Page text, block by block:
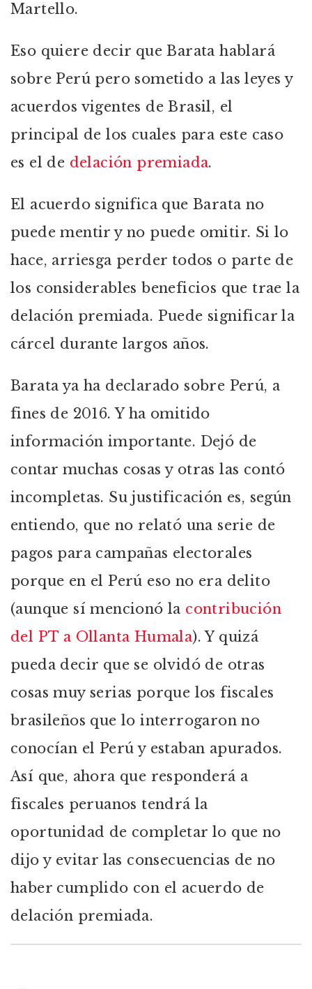
Martello.
Eso quiere decir que Barata hablará
sobre Perú pero sometido a las leyes y
acuerdos vigentes de Brasil, el
principal de los cuales para este caso
es el de delación premiada.
El acuerdo significa que Barata no
puede mentir y no puede omitir. Si lo
hace, arriesga perder todos o parte de
los considerables beneficios que trae la
delación premiada. Puede significar la
cárcel durante largos años.
Barata ya ha declarado sobre Perú, a
fines de 2016. Y ha omitido
información importante. Dejó de
contar muchas cosas y otras las contó
incompletas. Su justificación es, según
entiendo, que no relató una serie de
pagos para campañas electorales
porque en el Perú eso no era delito
(aunque sí mencionó la contribución
del PT a Ollanta Humala). Y quizá
pueda decir que se olvidó de otras
cosas muy serias porque los fiscales
brasileños que lo interrogaron no
conocían el Perú y estaban apurados.
Así que, ahora que responderá a
fiscales peruanos tendrá la
oportunidad de completar lo que no
dijo y evitar las consecuencias de no
haber cumplido con el acuerdo de
delación premiada.